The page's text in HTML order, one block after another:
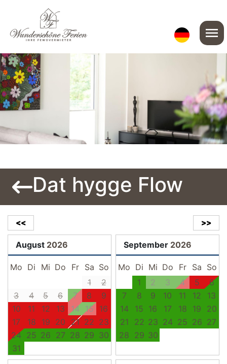
menu
Dat hygge Flow
>>
<<
August 2026
Mo Di Mi Do Fr Sa So
1
2
3
4 5 6 7 8
9
10
11 12 13 14 15
16
17
18 19 20 21 22 23
24 25 26 27 28 29 30
31
September 2026
Mo Di Mi Do Fr Sa So
1
2 3 4 5
6
7
8 9 10 11 12
13
14
15 16 17 18 19
20
21
22 23 24 25 26 27
28 29 30